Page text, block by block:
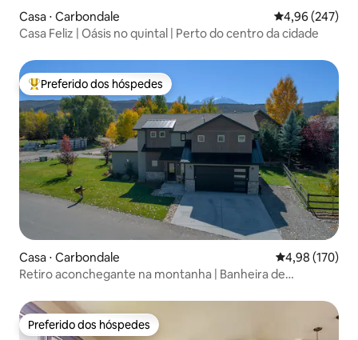
Casa ⋅ Carbondale 4,96 de uma
4,96 (247)
Casa Feliz | Oásis no quintal | Perto do centro da cidade
Entre os melhores preferidos dos hóspedes
Preferido dos hóspedes
Casa ⋅ Carbondale 4,98 de uma
4,98 (170)
Retiro aconchegante na montanha | Banheira de
Preferido dos hóspedes
Preferido dos hóspedes